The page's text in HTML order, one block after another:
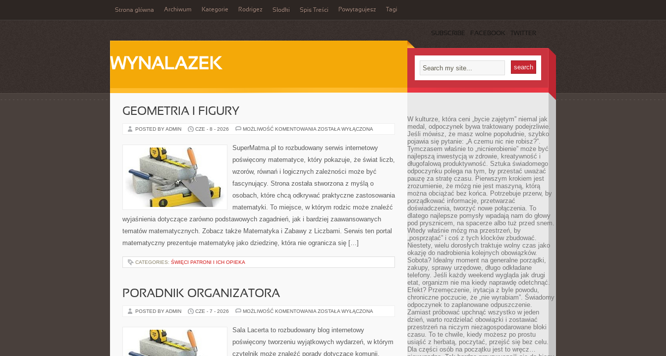
Strona główna Archiwum Kategorie Rodrigez Słodki Spis Treści Powytagujesz Tagi
SUBSCRIBE FACEBOOK TWITTER
WYNALAZEK
GEOMETRIA I FIGURY
POSTED BY ADMIN CZE - 8 - 2026 MOŻLIWOŚĆ KOMENTOWANIA GEOMETRIA
ZOSTAŁA WYŁĄCZONA
SuperMatma.pl to rozbudowany serwis internetowy
poświęcony matematyce, który pokazuje, że świat liczb,
wzorów, równań i logicznych zależności może być
fascynujący. Strona została stworzona z myślą o
osobach, które chcą odkrywać praktyczne zastosowania
matematyki. To miejsce, w którym rodzic może znaleźć
wyjaśnienia dotyczące zarówno podstawowych zagadnień, jak i bardziej zaawansowanych
tematów matematycznych. Zobacz także Matematyka i Zabawy z Liczbami. Serwis ten portal
matematyczny prezentuje matematykę jako dziedzinę, która nie ogranicza się […]
CATEGORIES: ŚWIĘCI PATRONI I ICH OPIEKA
PORADNIK ORGANIZATORA
POSTED BY ADMIN CZE - 7 - 2026 MOŻLIWOŚĆ KOMENTOWANIA PORADNIK
ZOSTAŁA WYŁĄCZONA
Sala Lacerta to rozbudowany blog internetowy
poświęcony tworzeniu wyjątkowych wydarzeń, w którym
czytelnik może znaleźć porady dotyczące komunii.
W kulturze, która ceni „bycie zajętym” niemal jak
medal, odpoczynek bywa traktowany podejrzliwie.
Jeśli mówisz, że masz wolne popołudnie, szybko
pojawia się pytanie: „A czemu nic nie robisz?”.
Tymczasem właśnie to „nicnierobienie” może być
najlepszą inwestycją w zdrowie, kreatywność i
długofalową produktywność. Sztuka świadomego
odpoczynku polega na tym, by przestać uważać
pauzę za stratę czasu. Pierwszym krokiem jest
zrozumienie, że mózg nie jest maszyną, którą
można obciążać bez końca. Potrzebuje przerw, by
porządkować informacje, przetwarzać
doświadczenia, tworzyć nowe połączenia. To
dlatego najlepsze pomysły wpadają nam do głowy
pod prysznicem, na spacerze albo tuż przed snem.
Wtedy właśnie mózg ma przestrzeń, by
„posprzątać” i coś z tych klocków zbudować.
Niestety, wielu dorosłych traktuje wolny czas jako
okazję do nadrobienia kolejnych obowiązków.
Sobota? Idealny moment na generalne porządki,
zakupy, sprawy urzędowe, długo odkładane
telefony. Jeśli każdy weekend wygląda jak drugi
etat, organizm nie ma kiedy naprawdę odetchnąć.
Efekt? Przemęczenie, irytacja z byle powodu,
chroniczne poczucie, że „nie wyrabiam”. Świadomy
odpoczynek to zaplanowane odpuszczenie.
Zamiast próbować upchnąć wszystko w jeden
dzień, warto rozdzielać obowiązki i zostawiać
przestrzeń na niczym niezagospodarowane bloki
czasu. To te chwile, kiedy możesz po prostu
usiąść z herbatą, poczytać, przejść się bez celu.
Dla części osób na początku jest to wręcz…